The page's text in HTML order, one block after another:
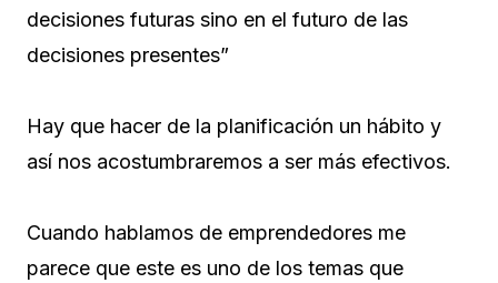
decisiones futuras sino en el futuro de las
decisiones presentes”
Hay que hacer de la planificación un hábito y
así nos acostumbraremos a ser más efectivos.
Cuando hablamos de emprendedores me
parece que este es uno de los temas que